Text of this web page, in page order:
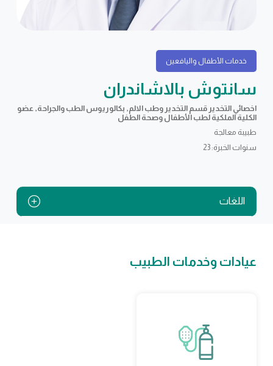
خدمات الأطفال واليافعين
سانتوش بالاشاندران
اخصائي التخدير قسم التخدير وطب الالم, بكالوريوس الطب والجراحة, عضو
الكلية الملكية لطب الأطفال وصحة الطفل
طبيبة معالجة
سنوات الخبرة: 23
اللغات
عيادات وخدمات الطبيب